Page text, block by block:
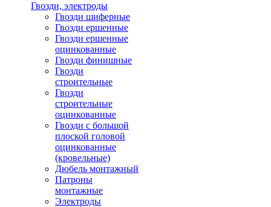
Гвозди, электроды
Гвозди шиферные
Гвозди ершенные
Гвозди ершенные
оцинкованные
Гвозди финишные
Гвозди
строительные
Гвозди
строительные
оцинкованные
Гвозди с большой
плоской головой
оцинкованные
(кровельные)
Дюбель монтажный
Патроны
монтажные
Электроды